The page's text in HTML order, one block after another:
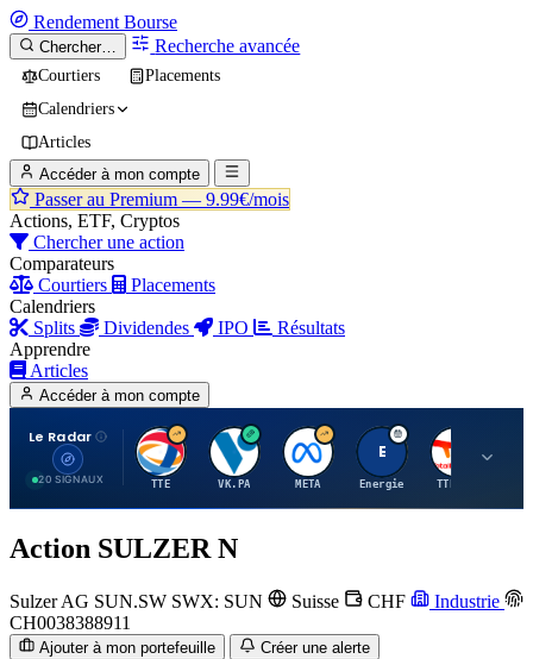
Rendement Bourse
Chercher… Recherche avancée
Courtiers
Placements
Calendriers
Articles
Accéder à mon compte
Passer au Premium — 9.99€/mois
Actions, ETF, Cryptos
Chercher une action
Comparateurs
Courtiers
Placements
Calendriers
Splits
Dividendes IPO
Résultats
Apprendre
Articles
Accéder à mon compte
Le Radar
20 SIGNAUX
T
TTE
V
VK.PA
M
META
E
Energie
T
TTE.PA
Action SULZER N
Sulzer AG SUN.SW SWX: SUN Suisse CHF
Industrie
CH0038388911
Ajouter à mon portefeuille Créer une alerte